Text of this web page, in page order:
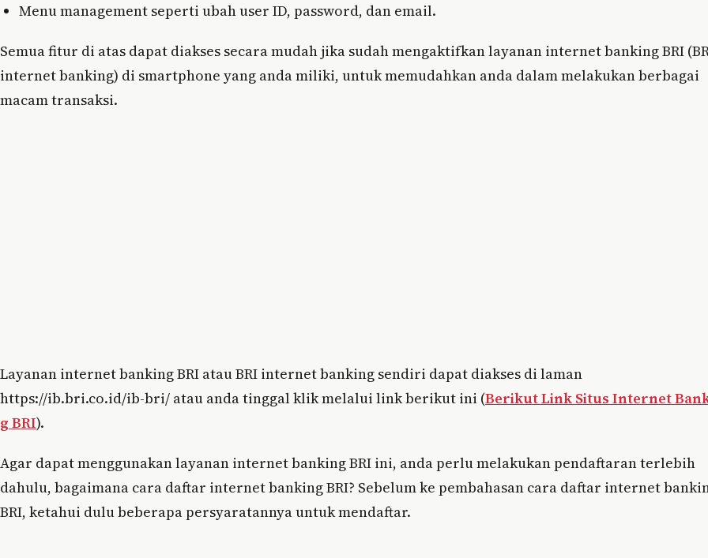
Menu management seperti ubah user ID, password, dan email.
Semua fitur di atas dapat diakses secara mudah jika sudah mengaktifkan layanan internet banking BRI
internet banking) di smartphone yang anda miliki, untuk memudahkan anda dalam melakukan berbagai
macam transaksi.
Layanan internet banking BRI atau BRI internet banking sendiri dapat diakses di laman
https://ib.bri.co.id/ib-bri/ atau anda tinggal klik melalui link berikut ini (Berikut Link Situs Internet
g BRI).
Agar dapat menggunakan layanan internet banking BRI ini, anda perlu melakukan pendaftaran terlebih
dahulu, bagaimana cara daftar internet banking BRI? Sebelum ke pembahasan cara daftar internet
BRI, ketahui dulu beberapa persyaratannya untuk mendaftar.